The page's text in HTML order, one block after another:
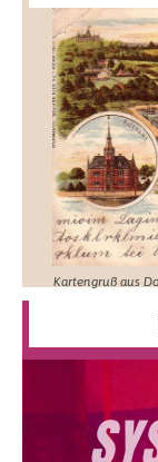
Kartengruß aus